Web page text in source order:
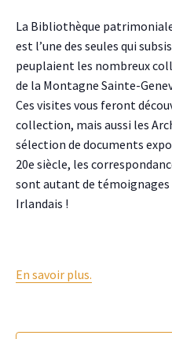
La Bibliothèque
est l’une des seules qui
peuplaient les nombreux
de la Montagne Sainte-
Ces visites vous feront
collection, mais aussi les
sélection de documents
20e siècle, les
sont autant de témoignages
Irlandais !
En savoir plus.